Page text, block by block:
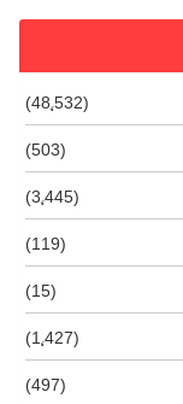
(48٬532)
(503)
(3٬445)
(119)
(15)
(1٬427)
(497)